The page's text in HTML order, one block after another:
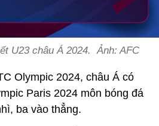
U23 châu Á 2024. Ảnh: AFC
Olympic 2024, châu Á có
Paris 2024 môn bóng đá
ba vào thẳng.